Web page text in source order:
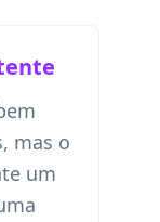
mas o
um